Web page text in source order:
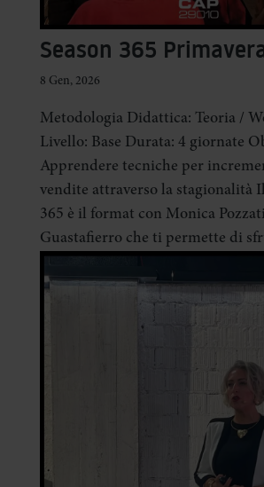
Season 365
8 Gen, 2026
Metodologia Didattica: Teoria /
Livello: Base Durata: 4 giornate
Apprendere tecniche per
vendite attraverso la stagionalità
365 è il format con Monica
Guastafierro che ti permette di